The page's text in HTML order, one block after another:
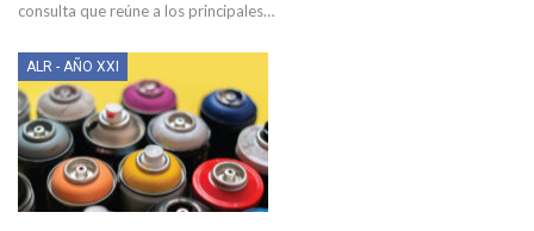
consulta que reúne a los principales…
ALR - AÑO XXI